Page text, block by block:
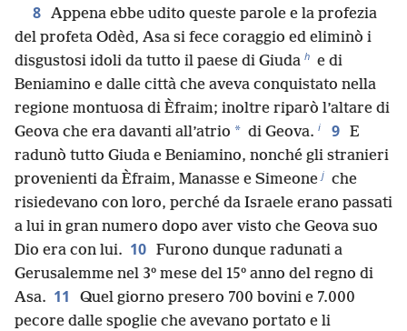
8 Appena ebbe udito queste parole e la profezia
del profeta Odèd, Asa si fece coraggio ed eliminò i
disgustosi idoli da tutto il paese di Giuda h e di
Beniamino e dalle città che aveva conquistato nella
regione montuosa di Èfraim; inoltre riparò l’altare di
Geova che era davanti all’atrio * di Geova. i 9 E
radunò tutto Giuda e Beniamino, nonché gli stranieri
provenienti da Èfraim, Manasse e Simeone j che
risiedevano con loro, perché da Israele erano passati
a lui in gran numero dopo aver visto che Geova suo
Dio era con lui. 10 Furono dunque radunati a
Gerusalemme nel 3º mese del 15º anno del regno di
Asa. 11
Quel giorno presero 700 bovini e 7.000
pecore dalle spoglie che avevano portato e li